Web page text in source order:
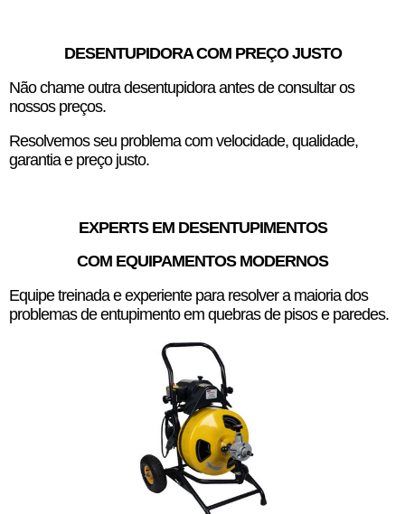
DESENTUPIDORA COM PREÇO JUSTO
Não chame outra desentupidora antes de consultar os
nossos preços.
Resolvemos seu problema com velocidade, qualidade,
garantia e preço justo.
EXPERTS EM DESENTUPIMENTOS
COM EQUIPAMENTOS MODERNOS
Equipe treinada e experiente para resolver a maioria dos
problemas de entupimento em quebras de pisos e paredes.